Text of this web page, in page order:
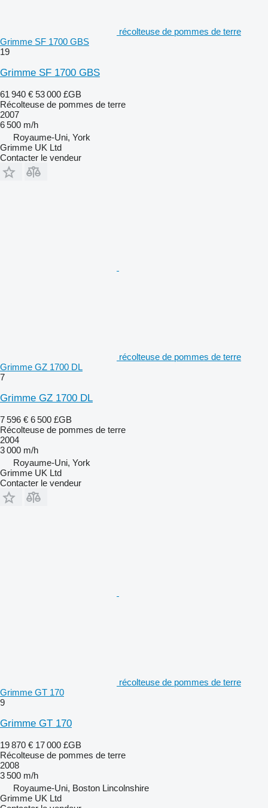
récolteuse de pommes de terre
Grimme SF 1700 GBS
19
Grimme SF 1700 GBS
61 940 € 53 000 £GB
Récolteuse de pommes de terre
2007
6 500 m/h
Royaume-Uni, York
Grimme UK Ltd
Contacter le vendeur
récolteuse de pommes de terre
Grimme GZ 1700 DL
7
Grimme GZ 1700 DL
7 596 € 6 500 £GB
Récolteuse de pommes de terre
2004
3 000 m/h
Royaume-Uni, York
Grimme UK Ltd
Contacter le vendeur
récolteuse de pommes de terre
Grimme GT 170
9
Grimme GT 170
19 870 € 17 000 £GB
Récolteuse de pommes de terre
2008
3 500 m/h
Royaume-Uni, Boston Lincolnshire
Grimme UK Ltd